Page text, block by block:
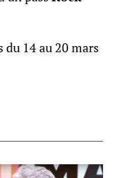
14 au 20 mars